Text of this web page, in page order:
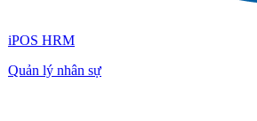
iPOS HRM
Quản lý nhân sự